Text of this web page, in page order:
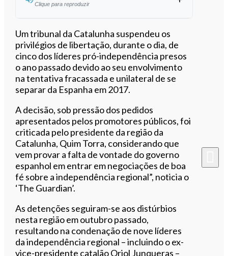
Clique para reproduzir
Ouvir este artigo
Um tribunal da Catalunha suspendeu os
privilégios de libertação, durante o dia, de
cinco dos líderes pró-independência presos
o ano passado devido ao seu envolvimento
na tentativa fracassada e unilateral de se
separar da Espanha em 2017.
A decisão, sob pressão dos pedidos
apresentados pelos promotores públicos, foi
criticada pelo presidente da região da
Catalunha, Quim Torra, considerando que
vem provar a falta de vontade do governo
espanhol em entrar em negociações de boa
fé sobre a independência regional”, noticia o
‘The Guardian’.
As detenções seguiram-se aos distúrbios
nesta região em outubro passado,
resultando na condenação de nove líderes
da independência regional – incluindo o ex-
vice-presidente catalão Oriol Junqueras –